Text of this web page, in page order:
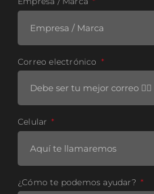
Correo electrónico
Celular
¿Cómo te podemos ayudar?